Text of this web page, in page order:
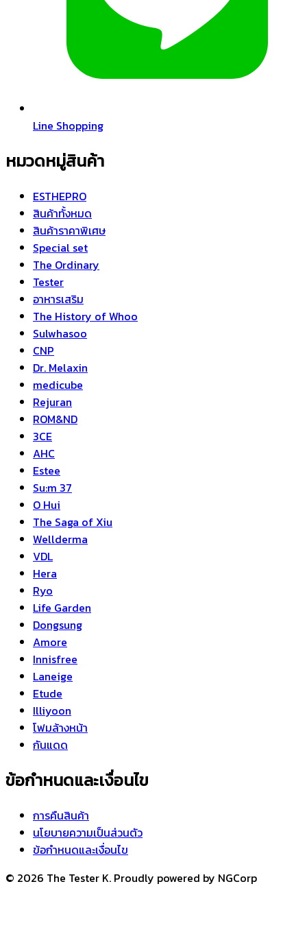
Line Shopping
หมวดหมู่สินค้า
ESTHEPRO
สินค้าทั้งหมด
สินค้าราคาพิเศษ
Special set
The Ordinary
Tester
อาหารเสริม
The History of Whoo
Sulwhasoo
CNP
Dr. Melaxin
medicube
Rejuran
ROM&ND
3CE
AHC
Estee
Su:m 37
O Hui
The Saga of Xiu
Wellderma
VDL
Hera
Ryo
Life Garden
Dongsung
Amore
Innisfree
Laneige
Etude
Illiyoon
โฟมล้างหน้า
กันแดด
ข้อกำหนดและเงื่อนไข
การคืนสินค้า
นโยบายความเป็นส่วนตัว
ข้อกำหนดและเงื่อนไข
© 2026 The Tester K. Proudly powered by NGCorp